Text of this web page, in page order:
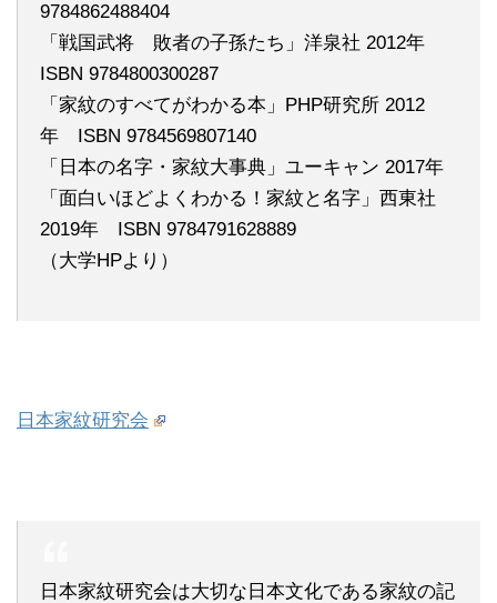
9784862488404
「戦国武将 敗者の子孫たち」洋泉社 2012年
ISBN 9784800300287
「家紋のすべてがわかる本」PHP研究所 2012
年 ISBN 9784569807140
「日本の名字・家紋大事典」ユーキャン 2017年
「面白いほどよくわかる！家紋と名字」西東社
2019年 ISBN 9784791628889
（大学HPより）
日本家紋研究会
日本家紋研究会は大切な日本文化である家紋の記